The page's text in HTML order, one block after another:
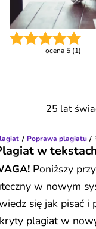
25 lat
ocena 5 (1)
Poprawa plagiatu
w
Poniższy
w nowym
się jak pisać i
plagiat w